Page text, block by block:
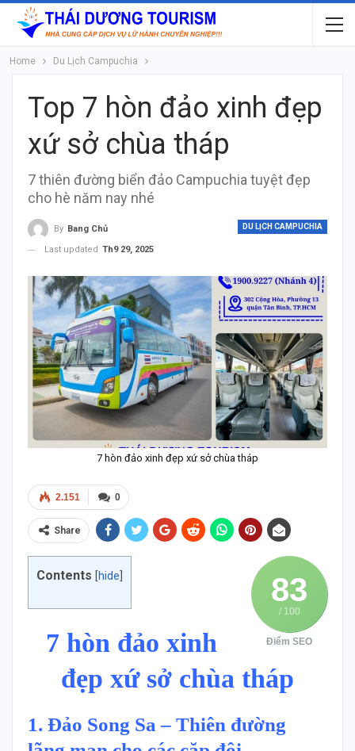
Home Du Lịch Campuchia
Top 7 hòn đảo xinh đẹp
xứ sở chùa tháp
7 thiên đường biển đảo Campuchia tuyệt đẹp
cho hè năm nay nhé
DU LỊCH CAMPUCHIA
By Bang Chủ
Last updated Th9 29, 2025
7 hòn đảo xinh đẹp xứ sở chùa tháp
0
2.151
Share
83
/ 100
Điểm SEO
Contents hide
7 hòn đảo xinh
đẹp xứ sở chùa tháp
1. Đảo Song Sa– Thiên đường